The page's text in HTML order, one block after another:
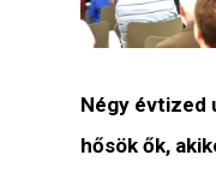
Négy évtized
hősök ők,